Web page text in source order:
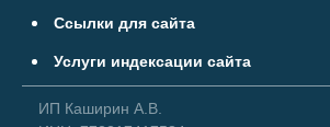
Ссылки для сайта
Услуги индексации сайта
ИП Каширин А.В.